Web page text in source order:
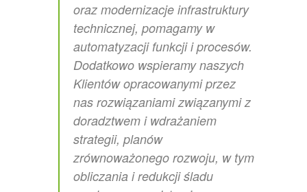
oraz modernizacje infrastruktury
technicznej, pomagamy w
automatyzacji funkcji i procesów.
Dodatkowo wspieramy naszych
Klientów opracowanymi przez
nas rozwiązaniami związanymi z
doradztwem i wdrażaniem
strategii, planów
zrównoważonego rozwoju, w tym
obliczania i redukcji śladu